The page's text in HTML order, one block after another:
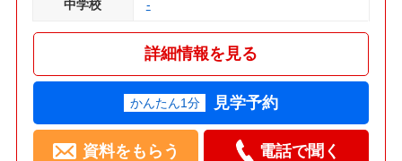
中学校 -
詳細情報を見る
かんたん1分 見学予約
資料をもらう 電話で聞く